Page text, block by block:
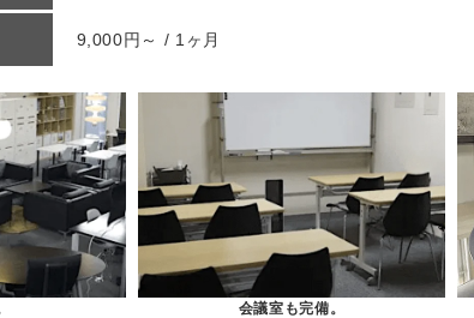
9,000円～ / 1ヶ月
会議室も完備。